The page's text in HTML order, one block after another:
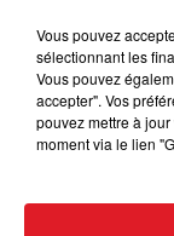
FIL
Vous pouvez
sélectionnant les
Vous pouvez
accepter". Vos
pouvez mettre à
moment via le lien